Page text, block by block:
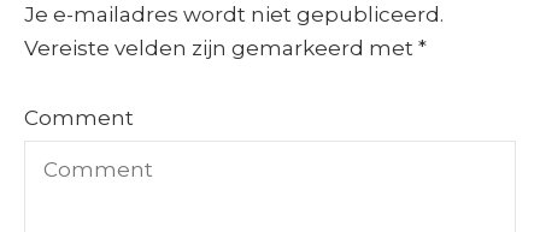
Je e-mailadres wordt niet gepubliceerd.
Vereiste velden zijn gemarkeerd met *
Comment